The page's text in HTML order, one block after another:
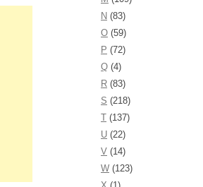
N (83)
O (59)
P (72)
Q (4)
R (83)
S (218)
T (137)
U (22)
V (14)
W (123)